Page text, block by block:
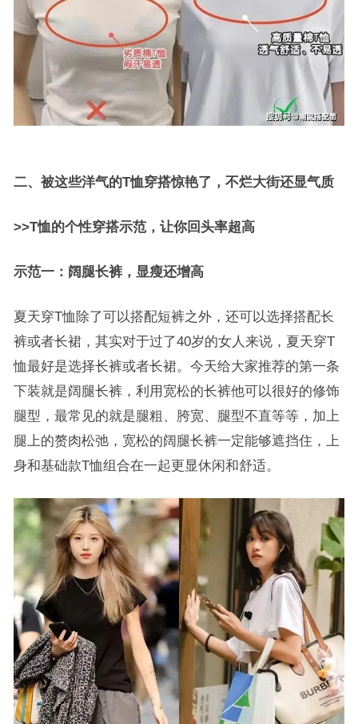
二、被这些洋气的T恤穿搭惊艳了，不烂大街还显气质
>>T恤的个性穿搭示范，让你回头率超高
示范一：阔腿长裤，显瘦还增高
夏天穿T恤除了可以搭配短裤之外，还可以选择搭配长
裤或者长裙，其实对于过了40岁的女人来说，夏天穿T
恤最好是选择长裤或者长裙。今天给大家推荐的第一条
下装就是阔腿长裤，利用宽松的长裤他可以很好的修饰
腿型，最常见的就是腿粗、胯宽、腿型不直等等，加上
腿上的赘肉松弛，宽松的阔腿长裤一定能够遮挡住，上
身和基础款T恤组合在一起更显休闲和舒适。